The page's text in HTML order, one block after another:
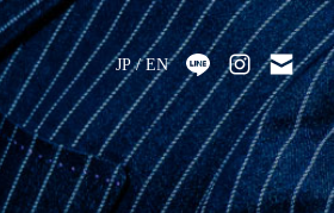
JP EN